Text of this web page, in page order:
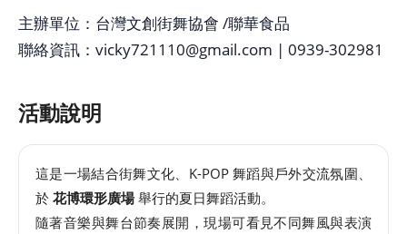
借
空
檔
期
艷
館
主辦單位：台灣文創街舞協會 /聯華食品
聯絡資訊：vicky721110@gmail.com | 0939-302981
活動說明
這是一場結合街舞文化、K-POP 舞蹈與戶外交流氛圍、
於 花博環形廣場舉行的夏日舞蹈活動。
隨著音樂與舞台節奏展開，現場可看見不同舞風與表演